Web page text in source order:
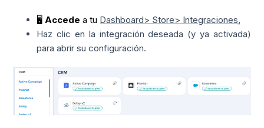
🖥️Accede a tu Dashboard> Store> Integraciones,
Haz clic en la integración deseada (y ya activada)
para abrir su configuración.